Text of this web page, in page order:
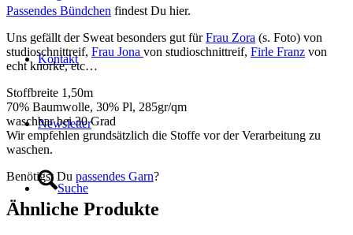
Kontakt
Newsletter
Suche
Passendes Bündchen findest Du hier.
Uns gefällt der Sweat besonders gut fürFrau Zora (s. Foto) von
studioschnittreif, Frau Jona von studioschnittreif, Firle Franz von
echt knorke, etc…
Stoffbreite 1,50m
70% Baumwolle, 30% Pl, 285gr/qm
waschbar bei 30 Grad
Wir empfehlen grundsätzlich die Stoffe vor der Verarbeitung zu
waschen.
Benötigst Du passendes Garn?
Ähnliche Produkte